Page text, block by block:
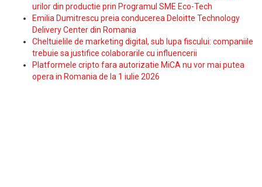
urilor din productie prin Programul SME Eco-Tech
Emilia Dumitrescu preia conducerea Deloitte Technology
Delivery Center din Romania
Cheltuielile de marketing digital, sub lupa fiscului: companiile
trebuie sa justifice colaborarile cu influencerii
Platformele cripto fara autorizatie MiCA nu vor mai putea
opera in Romania de la 1 iulie 2026